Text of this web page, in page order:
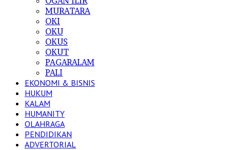
MURATARA
OKI
OKU
OKUS
OKUT
PAGARALAM
PALI
EKONOMI & BISNIS
HUKUM
KALAM
HUMANITY
OLAHRAGA
PENDIDIKAN
ADVERTORIAL